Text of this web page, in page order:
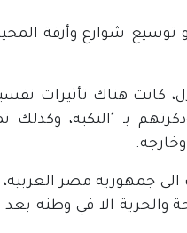
توسيع شوارع وأزقة
كانت هناك تأثيرات
بـ "النكبة، وكذلك
جمهورية مصر
والحرية الا في وطنه